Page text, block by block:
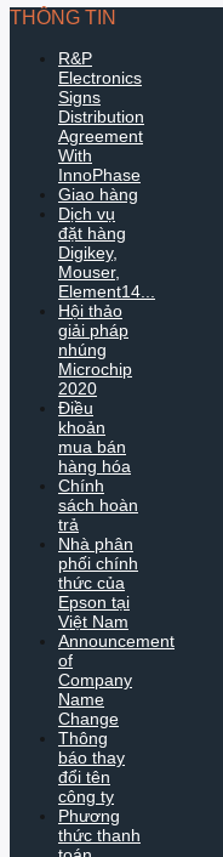
THÔNG TIN
R&P
Electronics
Signs
Distribution
Agreement
With
InnoPhase
Giao hàng
Dịch vụ
đặt hàng
Digikey,
Mouser,
Element14...
Hội thảo
giải pháp
nhúng
Microchip
2020
Điều
khoản
mua bán
hàng hóa
Chính
sách hoàn
trả
Nhà phân
phối chính
thức của
Epson tại
Việt Nam
Announcement
of
Company
Name
Change
Thông
báo thay
đổi tên
công ty
Phương
thức thanh